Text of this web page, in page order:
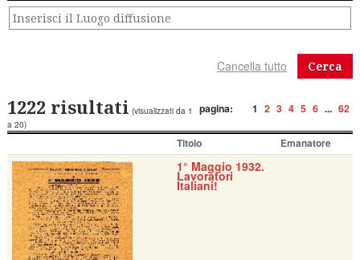
Cerca
pagina: 1 2 3 4 5 6 ... 62
1222 risultati (visualizzati da 1
a 20)
Titolo Emanatore
1° Maggio 1932.
Lavoratori
Italiani!